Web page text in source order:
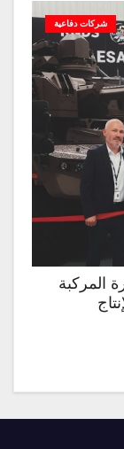
شركات دفاعية
المركبة